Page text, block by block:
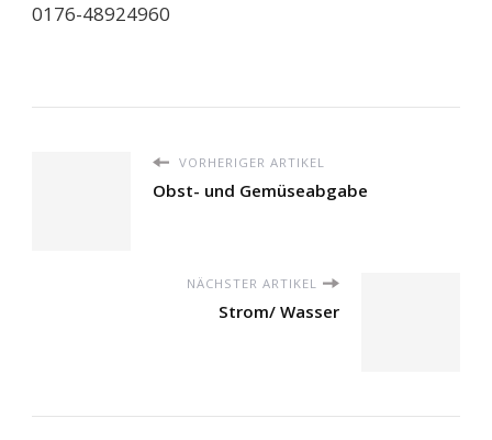
0176-48924960
VORHERIGER ARTIKEL
Obst- und Gemüseabgabe
NÄCHSTER ARTIKEL
Strom/ Wasser